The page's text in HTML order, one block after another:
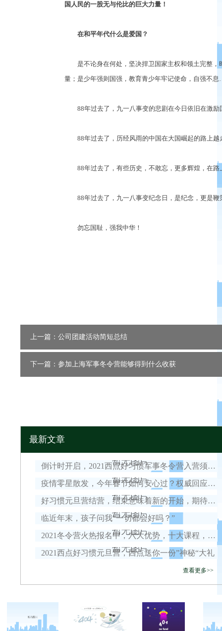
国人民的一股无与伦比的巨大力量！
在和平年代什么是爱国？
是不论身在何处，坚决捍卫国家主权和领土完整，
量；是少年强则国强，教育青少年牢记使命，自强不
88年过去了，九一八事变的悲剧在今日依旧在激励
88年过去了，历经风雨的中国在大国崛起的路上越
88年过去了，有些历史，不敢忘，更多辉煌，在路
88年过去了，九一八事变纪念日，是纪念，更是鞭
勿忘国耻，强我中华！
上一篇：公司团建活动简短总结
下一篇：参加上海军事冬令营能够得到什么收获
最新文章
倒计时开启，2021西点好习惯军事冬令营入营须知！
疫情零星散发，今年春节如何安心过？权威回应来了！
好习惯元旦营结营，结束意味着新的开始，期待我们下一次的相遇！
临近年末，孩子问我“一切都会好吗？”
2021冬令营火热报名中，六大优势，十大课程，安全保障全面升级！
2021西点好习惯元旦营，西点送你一份”神秘“大礼
查看更多>>